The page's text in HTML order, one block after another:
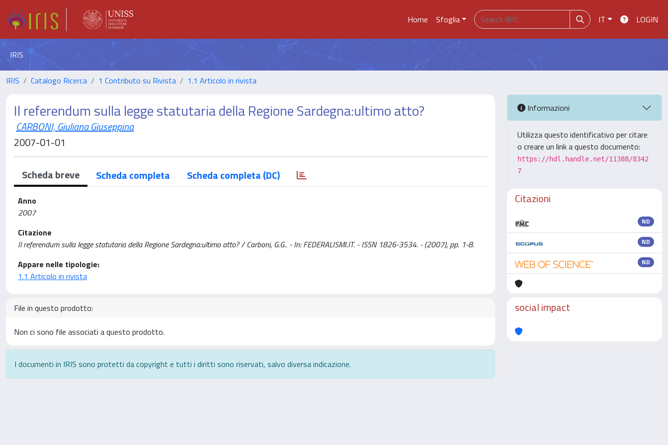
Home Sfoglia IT LOGIN
IRIS
IRIS Catalogo Ricerca 1 Contributo su Rivista 1.1 Articolo in rivista
Il referendum sulla legge statutaria della Regione Sardegna:ultimo atto?
CARBONI, Giuliana Giuseppina
2007-01-01
Scheda breve Scheda completa Scheda completa (DC)
Anno
2007
Citazione
Il referendum sulla legge statutaria della Regione Sardegna:ultimo atto? / Carboni, G.G.. - In: FEDERALISMI.IT. - ISSN 1826-3534. - (2007), pp. 1-8.
Appare nelle tipologie:
1.1 Articolo in rivista
File in questo prodotto:
Non ci sono file associati a questo prodotto.
I documenti in IRIS sono protetti da copyright e tutti i diritti sono riservati, salvo diversa indicazione.
Informazioni
Utilizza questo identificativo per citare
o creare un link a questo documento:
https://hdl.handle.net/11388/8342
7
Citazioni
ND
ND
ND
social impact